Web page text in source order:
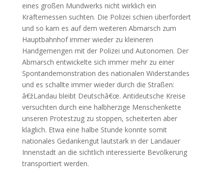
eines großen Mundwerks nicht wirklich ein
Kräftemessen suchten. Die Polizei schien überfordert
und so kam es auf dem weiteren Abmarsch zum
Hauptbahnhof immer wieder zu kleineren
Handgemengen mit der Polizei und Autonomen. Der
Abmarsch entwickelte sich immer mehr zu einer
Spontandemonstration des nationalen Widerstandes
und es schallte immer wieder durch die Straßen:
â€žLandau bleibt Deutschâ€œ. Antideutsche Kreise
versuchten durch eine halbherzige Menschenkette
unseren Protestzug zu stoppen, scheiterten aber
kläglich. Etwa eine halbe Stunde konnte somit
nationales Gedankengut lautstark in der Landauer
Innenstadt an die sichtlich interessierte Bevölkerung
transportiert werden.